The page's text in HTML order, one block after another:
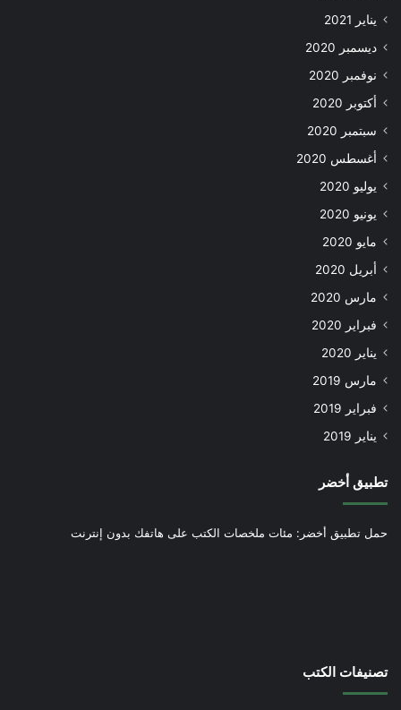
يناير 2021
ديسمبر 2020
نوفمبر 2020
أكتوبر 2020
سبتمبر 2020
أغسطس 2020
يوليو 2020
يونيو 2020
مايو 2020
أبريل 2020
مارس 2020
فبراير 2020
يناير 2020
مارس 2019
فبراير 2019
يناير 2019
تطبيق أخضر
حمل تطبيق أخضر: مئات ملخصات الكتب على هاتفك بدون إنترنت
تصنيفات الكتب